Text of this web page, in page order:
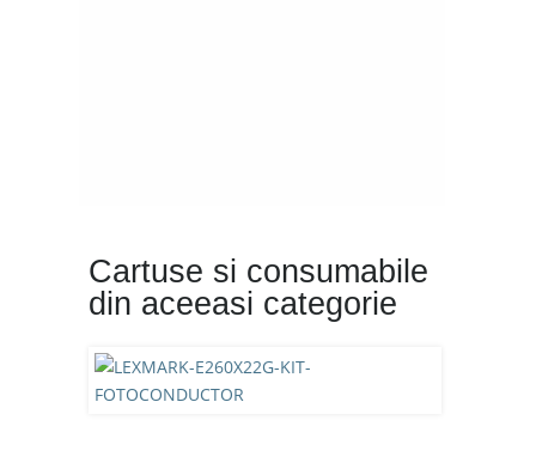
Cartuse si consumabile
din aceeasi categorie